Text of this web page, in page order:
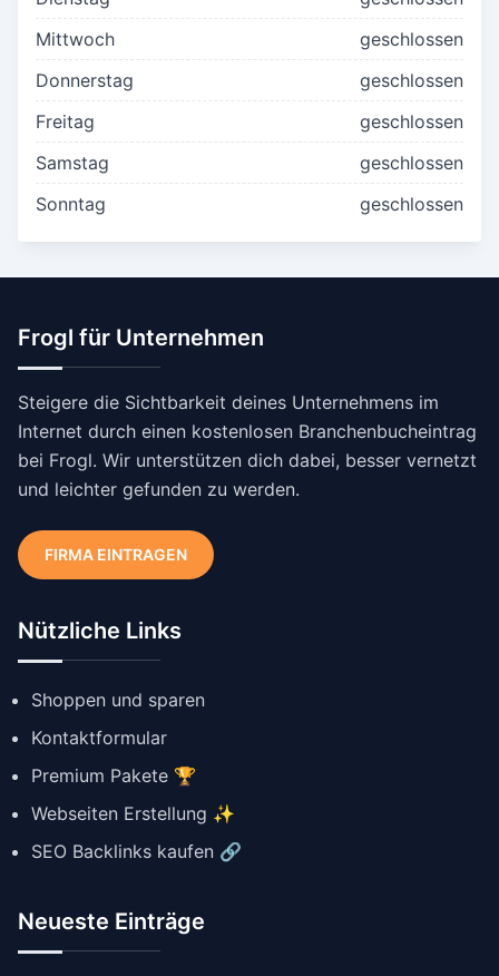
Mittwoch
geschlossen
Donnerstag
geschlossen
Freitag
geschlossen
Samstag
geschlossen
Sonntag
geschlossen
Frogl für Unternehmen
Steigere die Sichtbarkeit deines Unternehmens im
Internet durch einen kostenlosen Branchenbucheintrag
bei Frogl. Wir unterstützen dich dabei, besser vernetzt
und leichter gefunden zu werden.
FIRMA EINTRAGEN
Nützliche Links
Shoppen und sparen
Kontaktformular
Premium Pakete 🏆
Webseiten Erstellung ✨
SEO Backlinks kaufen 🔗
Neueste Einträge